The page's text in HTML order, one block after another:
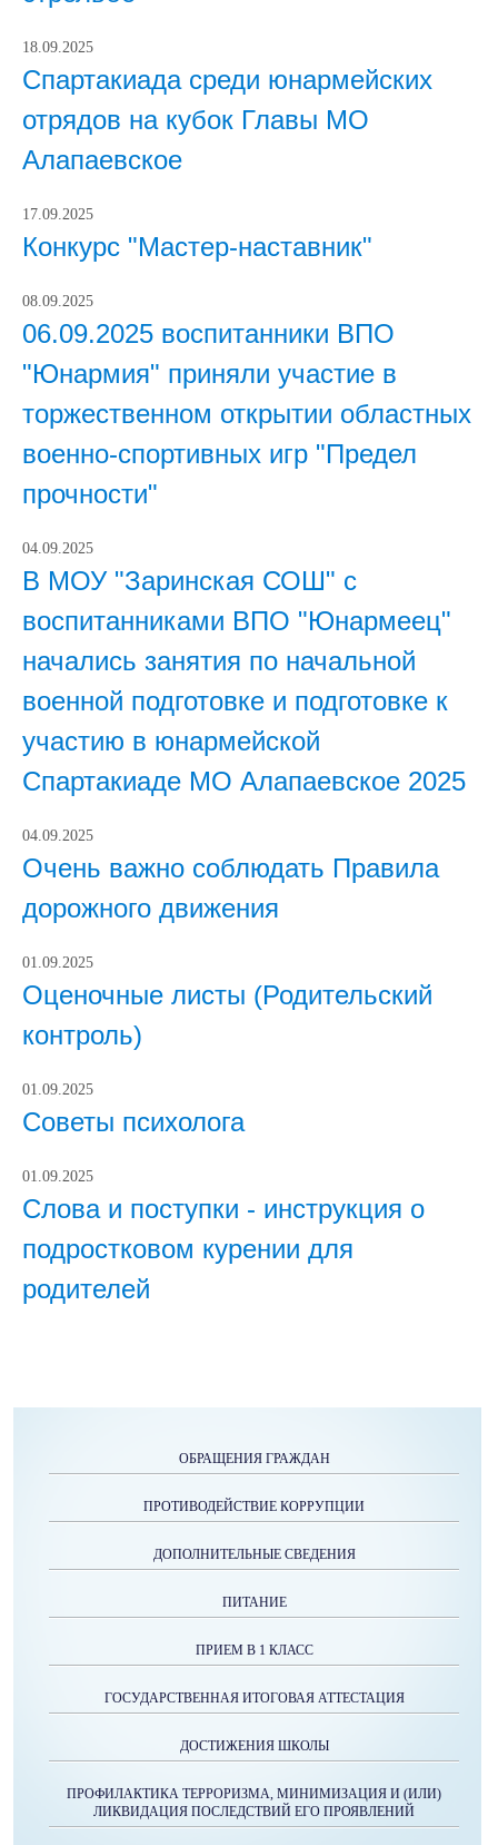
18.09.2025
Спартакиада среди юнармейских
отрядов на кубок Главы МО
Алапаевское
17.09.2025
Конкурс "Мастер-наставник"
08.09.2025
06.09.2025 воспитанники ВПО
"Юнармия" приняли участие в
торжественном открытии областных
военно-спортивных игр "Предел
прочности"
04.09.2025
В МОУ "Заринская СОШ" с
воспитанниками ВПО "Юнармеец"
начались занятия по начальной
военной подготовке и подготовке к
участию в юнармейской
Спартакиаде МО Алапаевское 2025
04.09.2025
Очень важно соблюдать Правила
дорожного движения
01.09.2025
Оценочные листы (Родительский
контроль)
01.09.2025
Советы психолога
01.09.2025
Слова и поступки - инструкция о
подростковом курении для
родителей
ОБРАЩЕНИЯ ГРАЖДАН
ПРОТИВОДЕЙСТВИЕ КОРРУПЦИИ
ДОПОЛНИТЕЛЬНЫЕ СВЕДЕНИЯ
ПИТАНИЕ
ПРИЕМ В 1 КЛАСС
ГОСУДАРСТВЕННАЯ ИТОГОВАЯ АТТЕСТАЦИЯ
ДОСТИЖЕНИЯ ШКОЛЫ
ПРОФИЛАКТИКА ТЕРРОРИЗМА, МИНИМИЗАЦИЯ И (ИЛИ)
ЛИКВИДАЦИЯ ПОСЛЕДСТВИЙ ЕГО ПРОЯВЛЕНИЙ